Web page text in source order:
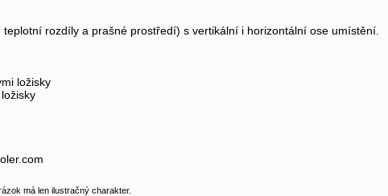
rozdíly a prašné prostředí) s vertikální i horizontální ose umístění.
ložisky
má len ilustračný charakter.